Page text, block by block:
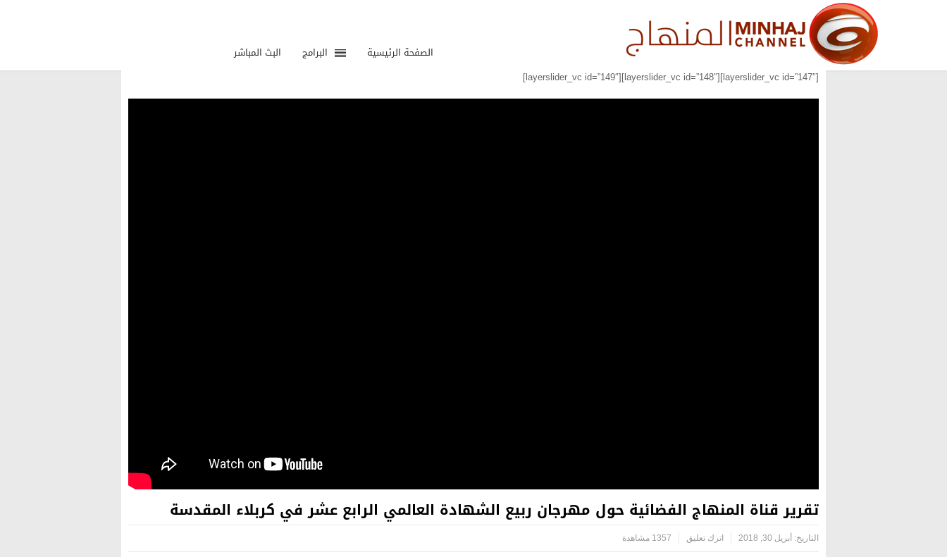
الصفحة الرئيسية البرامج البث المباشر
[layerslider_vc id=”147″][layerslider_vc id=”148″][layerslider_vc id=”149″]
تقرير قناة المنهاج الفضائية حول مهرجان ربيع الشهادة العالمي الرابع عشر في كربلاء المقدسة
التاريخ: أبريل 30, 2018 اترك تعليق 1357 مشاهدة